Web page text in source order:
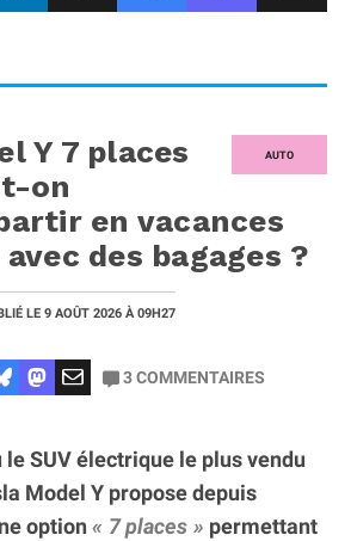
AUTO
Y 7 places
on
en vacances
des bagages ?
LE 9 AOÛT 2026 À 09H27
3COMMENTAIRES
le SUV électrique le plus vendu
Model Y propose depuis
option
7 places
permettant